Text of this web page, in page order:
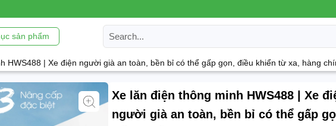
sản phẩm
HWS488 | Xe điện người già an toàn, bền bỉ có thể gấp gọn, điều khiển từ xa, hàng
Xe lăn điện thông minh HWS488 | Xe
người già an toàn, bền bỉ có thể gấp